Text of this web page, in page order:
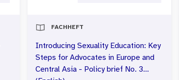
FACHHEFT
Introducing Sexuality Education: Key
Steps for Advocates in Europe and
Central Asia - Policy brief No. 3